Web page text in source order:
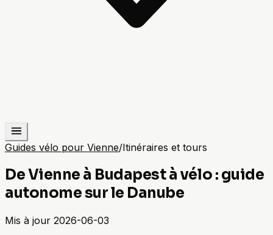
Guides vélo pour Vienne/Itinéraires et tours
De Vienne à Budapest à vélo : guide
autonome sur le Danube
Mis à jour 2026-06-03